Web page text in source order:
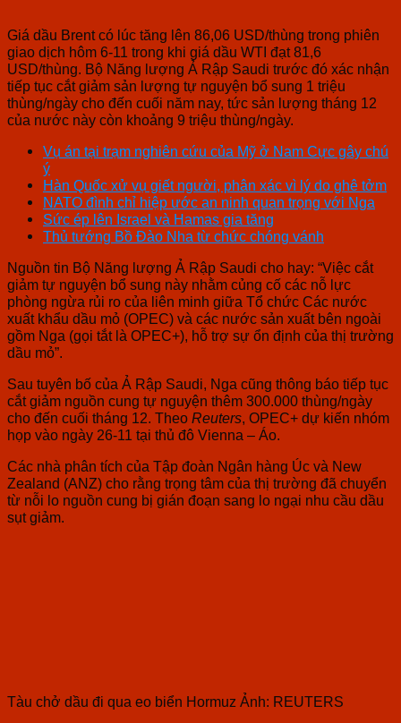
Giá dầu Brent có lúc tăng lên 86,06 USD/thùng trong phiên
giao dịch hôm 6-11 trong khi giá dầu WTI đạt 81,6
USD/thùng. Bộ Năng lượng Ả Rập Saudi trước đó xác nhận
tiếp tục cắt giảm sản lượng tự nguyện bổ sung 1 triệu
thùng/ngày cho đến cuối năm nay, tức sản lượng tháng 12
của nước này còn khoảng 9 triệu thùng/ngày.
Vụ án tại trạm nghiên cứu của Mỹ ở Nam Cực gây chú
ý
Hàn Quốc xử vụ giết người, phân xác vì lý do ghê tởm
NATO đình chỉ hiệp ước an ninh quan trọng với Nga
Sức ép lên Israel và Hamas gia tăng
Thủ tướng Bồ Đào Nha từ chức chóng vánh
Nguồn tin Bộ Năng lượng Ả Rập Saudi cho hay: “Việc cắt
giảm tự nguyện bổ sung này nhằm củng cố các nỗ lực
phòng ngừa rủi ro của liên minh giữa Tổ chức Các nước
xuất khẩu dầu mỏ (OPEC) và các nước sản xuất bên ngoài
gồm Nga (gọi tắt là OPEC+), hỗ trợ sự ổn định của thị trường
dầu mỏ”.
Sau tuyên bố của Ả Rập Saudi, Nga cũng thông báo tiếp tục
cắt giảm nguồn cung tự nguyện thêm 300.000 thùng/ngày
cho đến cuối tháng 12. Theo Reuters, OPEC+ dự kiến nhóm
họp vào ngày 26-11 tại thủ đô Vienna – Áo.
Các nhà phân tích của Tập đoàn Ngân hàng Úc và New
Zealand (ANZ) cho rằng trọng tâm của thị trường đã chuyển
từ nỗi lo nguồn cung bị gián đoạn sang lo ngại nhu cầu dầu
sụt giảm.
Tàu chở dầu đi qua eo biển Hormuz Ảnh: REUTERS